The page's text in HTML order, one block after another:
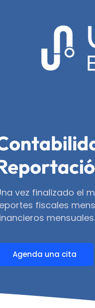
vez finalizado el
fiscales
mensuales.
Agenda una cita